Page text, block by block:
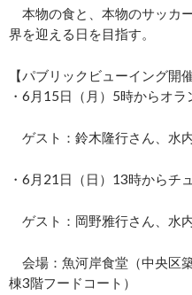
本物の食と、本物のサッカ
界を迎える日を目指す。
【パブリックビューイング開
・6月15日（月）5時からオラ
ゲスト：鈴木隆行さん、水
・6月21日（日）13時からチ
ゲスト：岡野雅行さん、水
会場：魚河岸食堂（中央区
棟3階フードコート）